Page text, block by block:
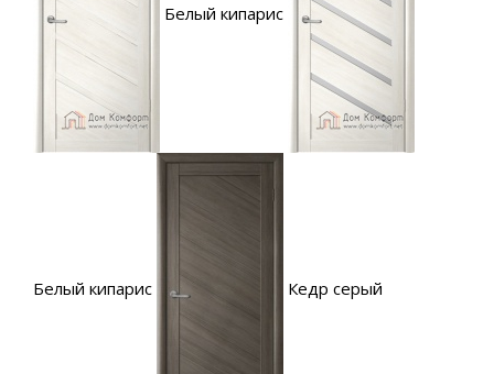
Белый кипарис
Белый кипарис Кедр серый